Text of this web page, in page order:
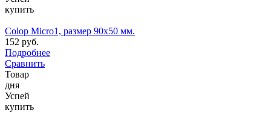
купить
Colop Micro1, размер 90х50 мм.
152 руб.
Подробнее
Сравнить
Товар
дня
Успей
купить